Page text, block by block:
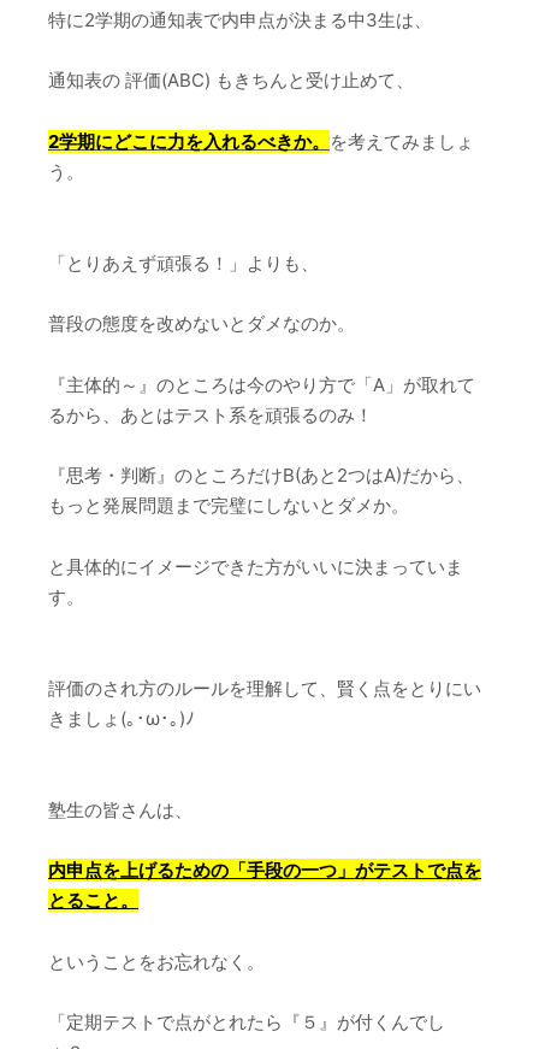
特に2学期の通知表で内申点が決まる中3生は、
通知表の 評価(ABC) もきちんと受け止めて、
2学期にどこに力を入れるべきか。 を考えてみましょ
う。
「とりあえず頑張る！」よりも、
普段の態度を改めないとダメなのか。
『主体的～』のところは今のやり方で「A」が取れて
るから、あとはテスト系を頑張るのみ！
『思考・判断』のところだけB(あと2つはA)だから、
もっと発展問題まで完璧にしないとダメか。
と具体的にイメージできた方がいいに決まっていま
す。
評価のされ方のルールを理解して、賢く点をとりにい
きましょ(｡･ω･｡)ﾉ
塾生の皆さんは、
内申点を上げるための「手段の一つ」がテストで点を
とること。
ということをお忘れなく。
「定期テストで点がとれたら『５』が付くんでし